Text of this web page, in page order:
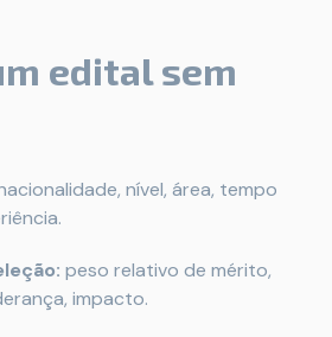
edital sem
nível, área, tempo
peso relativo de mérito,
impacto.